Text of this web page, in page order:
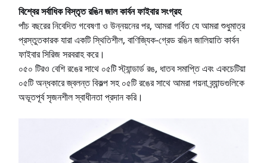
বিশ্বের সর্বাধিক বিস্তৃত রঙিন জাল কার্বন ফাইবার সংগ্রহ
পাঁচ বছরের নিবেদিত গবেষণা ও উন্নয়নের পর, আমরা গর্বিত যে আমরা শুধুমাত্র
প্রস্তুতকারক যারা একটি স্থিতিশীল, বাণিজ্যিক-গ্রেড রঙিন জালিয়াতি কার্বন
ফাইবার সিরিজ সরবরাহ করে।
০৫০ টিরও বেশি রঙের সাথে ০৫টি স্ট্যান্ডার্ড রঙ, ধাতব সমাপ্তি এবং একচেটিয়া
০৫টি অন্ধকারে জ্বলন্ত বিকল্প সহ ০৫টি রঙের সাথে আমরা গয়না ব্র্যান্ডগুলিকে
অভূতপূর্ব সৃজনশীল স্বাধীনতা প্রদান করি।